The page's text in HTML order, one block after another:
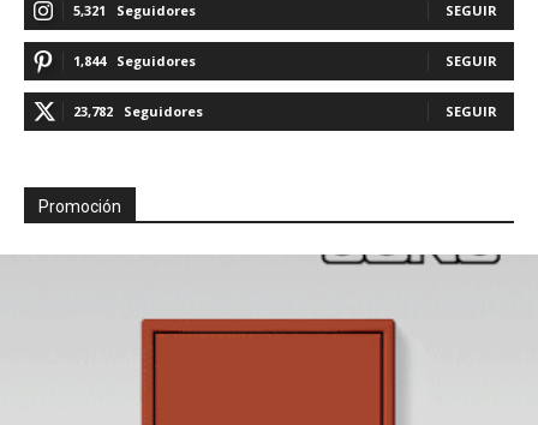
5,321 Seguidores SEGUIR
1,844 Seguidores SEGUIR
23,782 Seguidores SEGUIR
Promoción